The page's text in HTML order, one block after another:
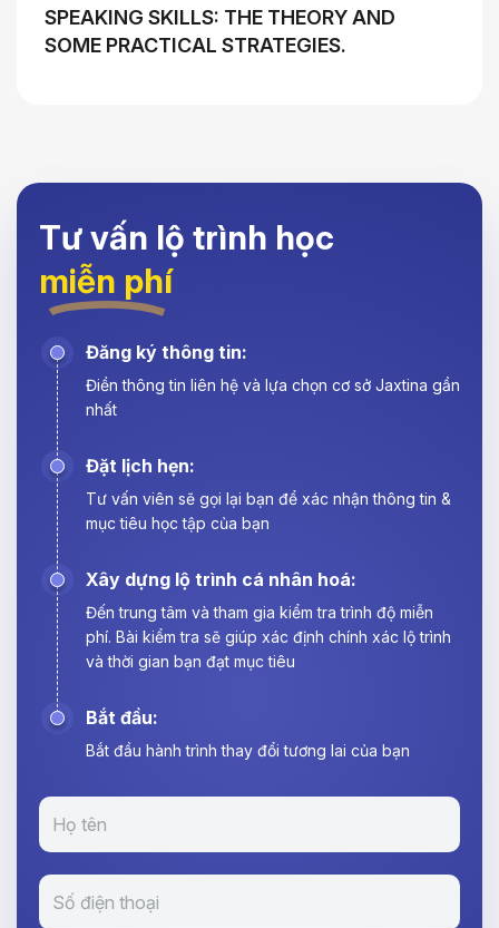
SPEAKING SKILLS: THE THEORY AND
SOME PRACTICAL STRATEGIES.
Tư vấn lộ trình học
miễn phí
Đăng ký thông tin:
Điền thông tin liên hệ và lựa chọn cơ sở Jaxtina gần
nhất
Đặt lịch hẹn:
Tư vấn viên sẽ gọi lại bạn để xác nhận thông tin &
mục tiêu học tập của bạn
Xây dựng lộ trình cá nhân hoá:
Đến trung tâm và tham gia kiểm tra trình độ miễn
phí. Bài kiểm tra sẽ giúp xác định chính xác lộ trình
và thời gian bạn đạt mục tiêu
Bắt đầu:
Bắt đầu hành trình thay đổi tương lai của bạn